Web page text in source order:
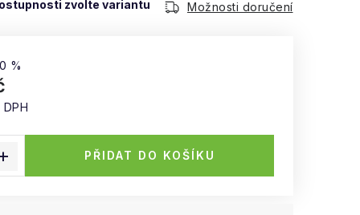
Možnosti doručení
%
PŘIDAT DO KOŠÍKU